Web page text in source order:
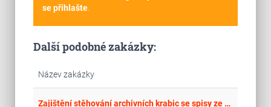
se přihlašte.
Další podobné zakázky:
Název zakázky
Zajištění stěhování archivních krabic se spisy ze ZZC Balková do OAMP archiv Svojšice a Uherské Hradiště